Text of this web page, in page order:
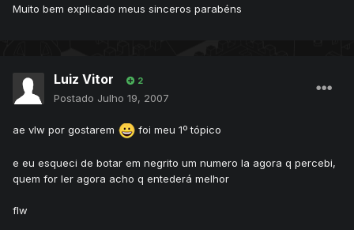
Muito bem explicado meus sinceros parabéns
Luiz Vitor 2
Postado Julho 19, 2007
ae vlw por gostarem foi meu 1º tópico
e eu esqueci de botar em negrito um numero la agora q percebi,
quem for ler agora acho q entederá melhor
flw